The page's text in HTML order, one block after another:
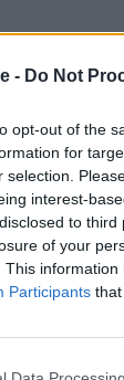
- Do Not
opt-out of the
for
selection.
interest-
to
of your
This
Participants
που
και
Στη
Τζο Κόβακςμε
και στα